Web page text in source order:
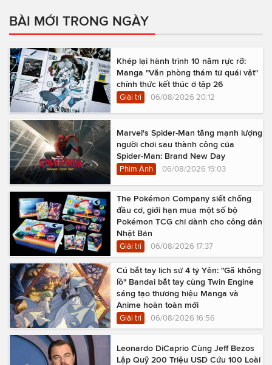
BÀI MỚI TRONG NGÀY
Khép lại hành trình 10 năm rực rỡ:
Manga "Văn phòng thám tử quái vật"
chính thức kết thúc ở tập 26
Giải trí 06/08/2026 20:12
Marvel's Spider-Man tăng mạnh lượng
người chơi sau thành công của
Spider-Man: Brand New Day
Phim Ảnh 06/08/2026 19:03
The Pokémon Company siết chống
đầu cơ, giới hạn mua một số bộ
Pokémon TCG chỉ dành cho công dân
Nhật Bản
Giải trí 06/08/2026 17:37
Cú bắt tay lịch sử 4 tỷ Yên: "Gã khổng
lồ" Bandai bắt tay cùng Twin Engine
sáng tạo thương hiệu Manga và
Anime hoàn toàn mới
Giải trí 06/08/2026 16:56
Leonardo DiCaprio Cùng Jeff Bezos
Lập Quỹ 200 Triệu USD Cứu 100 Loài